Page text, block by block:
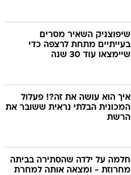
שיפוצניק השאיר מסרים
בעייתיים מתחת לרצפה כדי
שיימצאו עוד 30 שנה
איך הוא עושה את זה?! פעלול
המכונית הבלתי נראית ששובר את
הרשת
חלמה על ילדה שהסתירה בביתה
מחרוזת - ומצאה אותה למחרת